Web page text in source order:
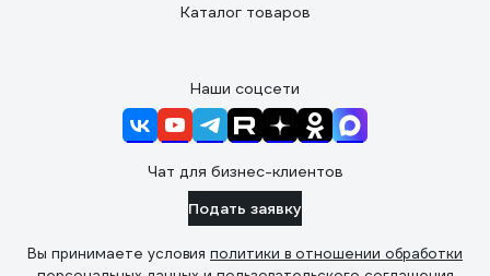
Каталог товаров
Наши соцсети
Чат для бизнес-клиентов
Подать заявку
Вы принимаете условия политики в отношении обработки